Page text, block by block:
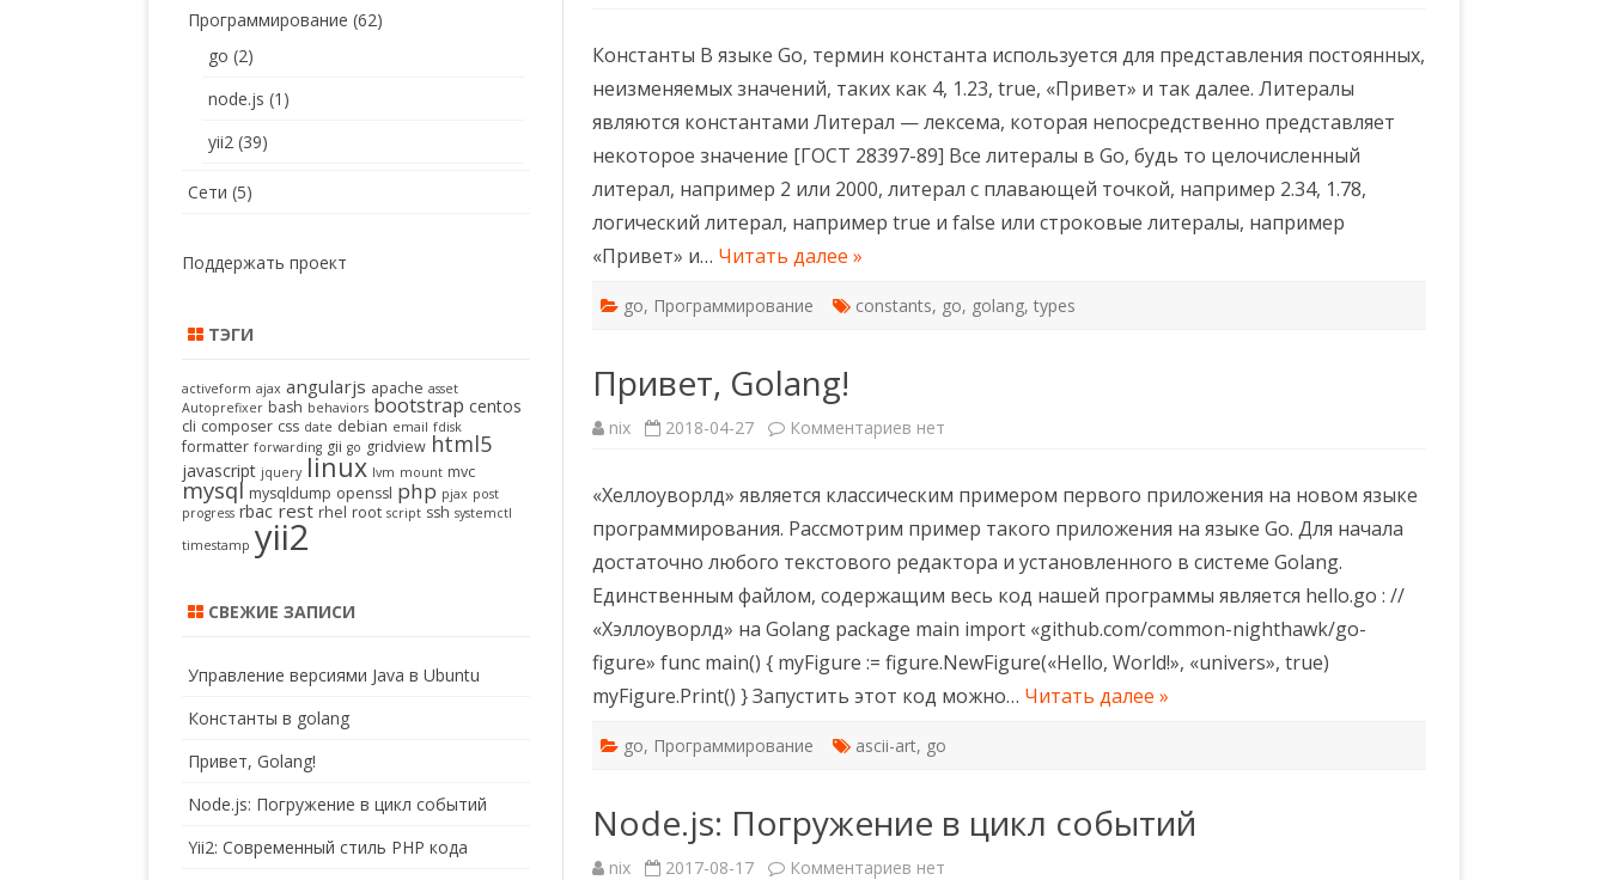
golang
Константы В языке Go, термин константа используется для представления постоянных,
неизменяемых значений, таких как 4, 1.23, true, «Привет» и так далее. Литералы
являются константами Литерал — лексема, которая непосредственно представляет
некоторое значение [ГОСТ 28397-89] Все литералы в Go, будь то целочисленный
литерал, например 2 или 2000, литерал с плавающей точкой, например 2.34, 1.78,
логический литерал, например true и false или строковые литералы, например
«Привет» и… Читать далее »
go, Программирование constants, go, golang,types
Привет, Golang!
nix 2018-04-27 Комментариев кнет
«Хеллоуворлд» является классическим примером первого приложения на новом языке
программирования. Рассмотрим пример такого приложения на языке Go. Для начала
достаточно любого текстового редактора и установленного в системе Golang.
Единственным файлом, содержащим весь код нашей программы является hello.go : //
«Хэллоуворлд» на Golang package main import «github.com/common-nighthawk/go-
figure» func main() { myFigure := figure.NewFigure(«Hello, World!», «univers», true)
myFigure.Print() } Запустить этот код можно… Читать далее »
go, Программирование ascii-art, go
Node.js: Погружение в цикл событий
nix 2017-08-17 Комментариев кнет
Программирование (62)
go (2)
node.js (1)
yii2 (39)
Сети (5)
Поддержать проект
ТЭГИ
activeform ajax angularjs apache asset
Autoprefixer bash behaviors bootstrap centos
cli composer css date debian email fdisk
formatter forwarding gii go gridview html5
javascript jquery linux lvm mount mvc
mysql mysqldump openssl php pjax post
progress rbac rest rhel root script ssh systemctl
timestamp yii2
СВЕЖИЕ ЗАПИСИ
Управление версиями Java в Ubuntu
Константы в golang
Привет, Golang!
Node.js: Погружение в цикл событий
Yii2: Современный стиль PHP кода